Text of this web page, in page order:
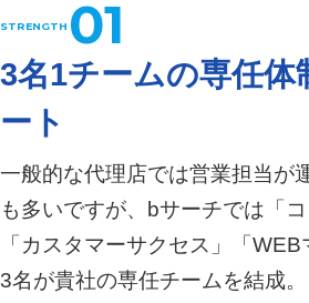
01
3名1チームの専任体
ート
一般的な代理店では営業担当が
も多いですが、bサーチでは「コ
「カスタマーサクセス」「
3名が貴社の専任チームを結成